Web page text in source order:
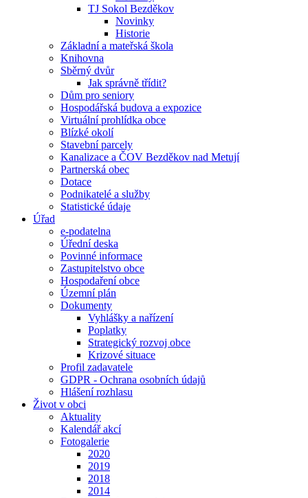
TJ Sokol Bezděkov
Novinky
Historie
Základní a mateřská škola
Knihovna
Sběrný dvůr
Jak správně třídit?
Dům pro seniory
Hospodářská budova a expozice
Virtuální prohlídka obce
Blízké okolí
Stavební parcely
Kanalizace a ČOV Bezděkov nad Metují
Partnerská obec
Dotace
Podnikatelé a služby
Statistické údaje
Úřad
e-podatelna
Úřední deska
Povinné informace
Zastupitelstvo obce
Hospodaření obce
Územní plán
Dokumenty
Vyhlášky a nařízení
Poplatky
Strategický rozvoj obce
Krizové situace
Profil zadavatele
GDPR - Ochrana osobních údajů
Hlášení rozhlasu
Život v obci
Aktuality
Kalendář akcí
Fotogalerie
2020
2019
2018
2014